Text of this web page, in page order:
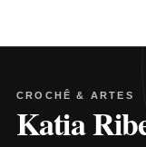
CROCHÊ & ARTES
Katia